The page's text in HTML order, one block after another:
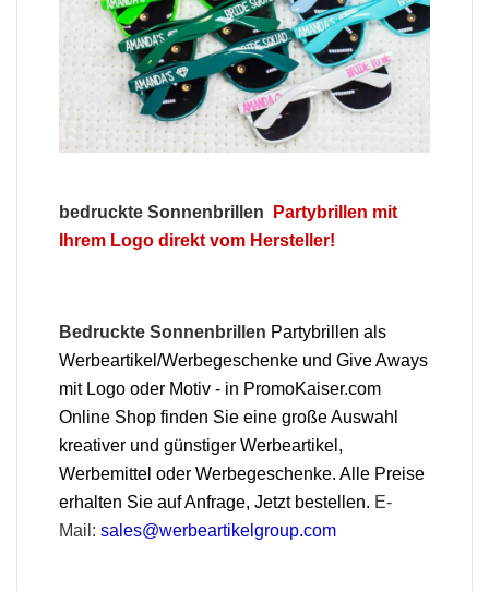
bedruckte Sonnenbrillen Partybrillen mit
Ihrem Logo direkt vom Hersteller!
Bedruckte Sonnenbrillen Partybrillen als
Werbeartikel/Werbegeschenke und Give Aways
mit Logo oder Motiv - in PromoKaiser.com
Online Shop finden Sie eine große Auswahl
kreativer und günstiger Werbeartikel,
Werbemittel oder Werbegeschenke. Alle Preise
erhalten Sie auf Anfrage, Jetzt bestellen. E-
Mail:sales@werbeartikelgroup.com